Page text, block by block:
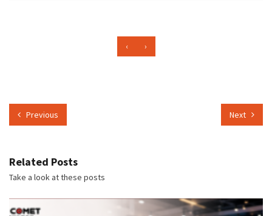
‹ ›
Previous Next
Related Posts
Take a look at these posts